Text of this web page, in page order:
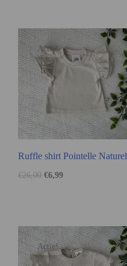
Actie!
Ruffle shirt Pointelle Naturel
€26,00 €6,99
Actie!